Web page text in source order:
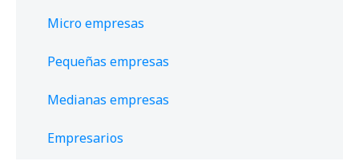
Micro empresas
Pequeñas empresas
Medianas empresas
Empresarios